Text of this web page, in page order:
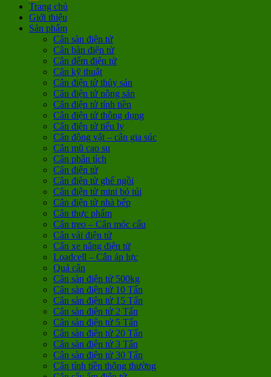
Trang chủ
Giới thiệu
Sản phẩm
Cân sàn điện tử
Cân bàn điện tử
Cân đếm điện tử
Cân kỹ thuật
Cân điện tử thủy sản
Cân điện tử nông sản
Cân điện tử tính tiền
Cân điện tử thông dụng
Cân điện tử tiểu ly
Cân động vật – cân gia súc
Cân mũ cao su
Cân phân tích
Cân điện tử
Cân điện tử ghế ngồi
Cân điện tử mini bỏ túi
Cân điện tử nhà bếp
Cân thực phẩm
Cân treo – Cân móc cẩu
Cân vải điện tử
Cân xe nâng điện tử
Loadcell – Cân áp lực
Quả cân
Cân sàn điện tử 500kg
Cân sàn điện tử 10 Tấn
Cân sàn điện tử 15 Tấn
Cân sàn điện tử 2 Tấn
Cân sàn điện tử 5 Tấn
Cân sàn điện tử 20 Tấn
Cân sàn điện tử 3 Tấn
Cân sàn điện tử 30 Tấn
Cân tính tiền thông thường